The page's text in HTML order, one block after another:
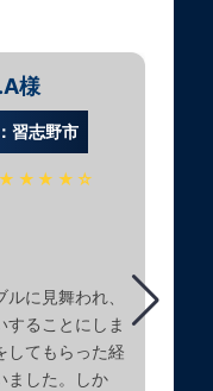
様
習志野市
★★★★☆
に見舞われ、
することにしま
してもらった経
ました。しか